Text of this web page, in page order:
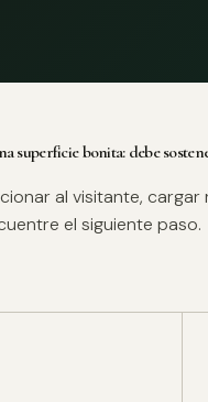
superficie bonita: debe
al visitante,
el siguiente paso.